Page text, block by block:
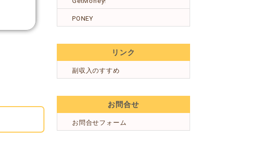
PONEY
リンク
副収入のすすめ
お問合せ
お問合せフォーム